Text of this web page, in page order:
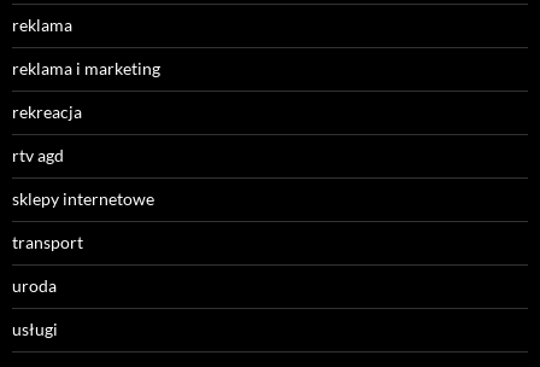
reklama
reklama i marketing
rekreacja
rtv agd
sklepy internetowe
transport
uroda
usługi